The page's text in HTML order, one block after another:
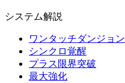
システム解説
ワンタッチダンジョン
シンクロ覚醒
プラス限界突破
最大強化